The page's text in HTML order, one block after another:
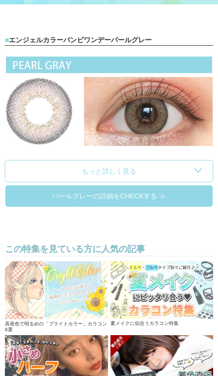
エンジェルカラーバンビワンデーパールグレー
もっと詳しく見る
パールグレーの詳細をCHECKする ≫
この特集を見ている方に人気の記事
高発色で明るめの「ブライトカラー」カラコン
6選
夏メイクに似合うカラコン特集